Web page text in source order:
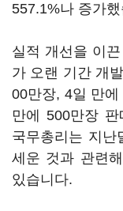
557.1%나 증가
실적 개선을 이
가 오랜 기간 개
00만장, 4일 만
만에 500만장
국무총리는 지난
세운 것과 관련
있습니다.